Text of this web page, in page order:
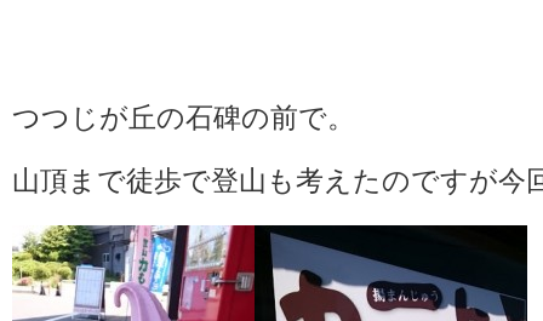
つつじが丘の石碑の前で。
山頂まで徒歩で登山も考えたのですが今